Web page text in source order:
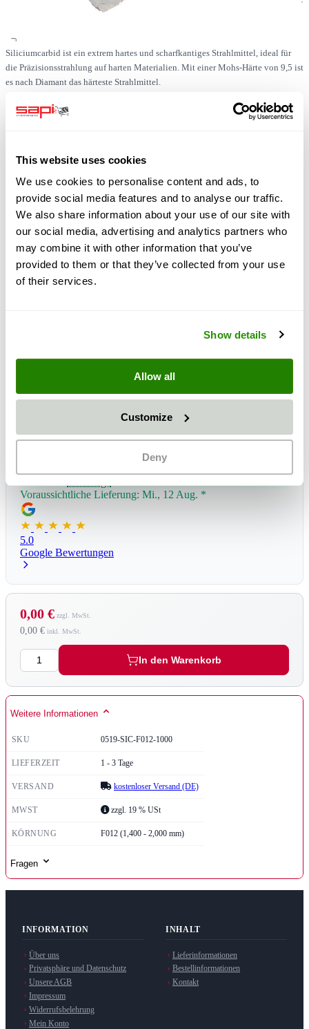
This website uses cookies
We use cookies to personalise content and ads, to
provide social media features and to analyse our traffic.
We also share information about your use of our site with
our social media, advertising and analytics partners who
may combine it with other information that you’ve
provided to them or that they’ve collected from your use
of their services.
Show details
Allow all
Customize
Deny
Siliciumcarbid ist ein extrem hartes und scharfkantiges Strahlmittel, ideal für
die Präzisionsstrahlung auf harten Materialien. Mit einer Mohs-Härte von 9,5 ist
es nach Diamant das härteste Strahlmittel.
SKU
kostenloser Versand (DE)
zzgl. 19 % USt
Voraussichtliche Lieferung: Mi., 12 Aug. *
5.0
Google Bewertungen
0,00 €
0,00 €
Menge
In den Warenkorb
Weitere Informationen
SKU 0519-SIC-F012-1000
LIEFERZEIT 1 - 3 Tage
VERSAND kostenloser Versand (DE)
MWST zzgl. 19 % USt
KÖRNUNG F012 (1,400 - 2,000 mm)
Fragen
INFORMATION
Über uns
Privatsphäre und Datenschutz
Unsere AGB
Impressum
Widerrufsbelehrung
Mein Konto
INHALT
Lieferinformationen
Bestellinformationen
Kontakt